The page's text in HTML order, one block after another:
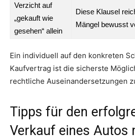
Verzicht auf
„gekauft wie
gesehen“ allein
Diese Klausel
Mängel bewusst
Ein individuell auf den konkreten
Kaufvertrag ist die sicherste
rechtliche Auseinandersetzungen
Tipps für den
Verkauf eines Autos